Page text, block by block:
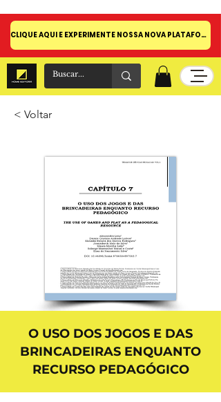
CLIQUE AQUI E EXPERIMENTE NOSSA NOVA PLATAFORMA!
< Voltar
O USO DOS JOGOS E DAS
BRINCADEIRAS ENQUANTO
RECURSO PEDAGÓGICO